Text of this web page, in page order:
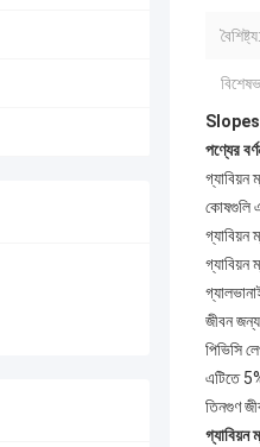
বৈশিষ্ট্য:
Slopes
পণ্যের
গ্যাবিয়ন
কোষগুলি
গ্যাবিয়ন
গ্যাবিয়ন
জীবন
পিভিসি
এটিতে
তিনগুণ
গ্যাবিয়ন